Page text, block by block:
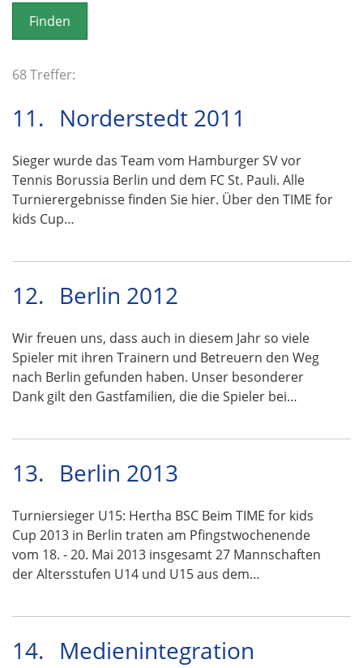
o
n
68 Treffer:
11. Norderstedt 2011
Sieger wurde das Team vom Hamburger SV vor
Tennis Borussia Berlin und dem FC St. Pauli. Alle
Turnierergebnisse finden Sie hier. Über den TIME for
kids Cup…
12. Berlin 2012
Wir freuen uns, dass auch in diesem Jahr so viele
Spieler mit ihren Trainern und Betreuern den Weg
nach Berlin gefunden haben. Unser besonderer
Dank gilt den Gastfamilien, die die Spieler bei…
13. Berlin 2013
Turniersieger U15: Hertha BSC Beim TIME for kids
Cup 2013 in Berlin traten am Pfingstwochenende
vom 18. - 20. Mai 2013 insgesamt 27 Mannschaften
der Altersstufen U14 und U15 aus dem…
14. Medienintegration